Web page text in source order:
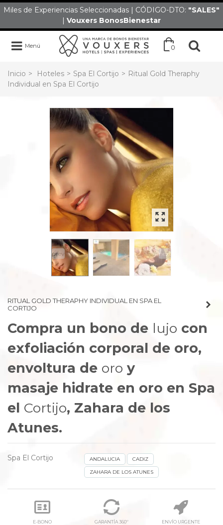
Miles de Experiencias Seleccionadas | CÓDIGO-DTO: "SALES"
| Vouxers BonosBienestar
Menú 0
Inicio > Hoteles > Spa El Cortijo > Ritual Gold Theraphy
Individual en Spa El Cortijo
prev next
RITUAL GOLD THERAPHY INDIVIDUAL EN SPA EL
CORTIJO
Compra un bono de lujo con
exfoliación corporal de oro,
envoltura de oro y
masaje hidrate en oro en Spa
el Cortijo, Zahara de los
Atunes.
Spa El Cortijo ANDALUCIA
CADIZ
ZAHARA DE LOS ATUNES
E-BONO GARANTÍA 360º ENVÍO URGENTE